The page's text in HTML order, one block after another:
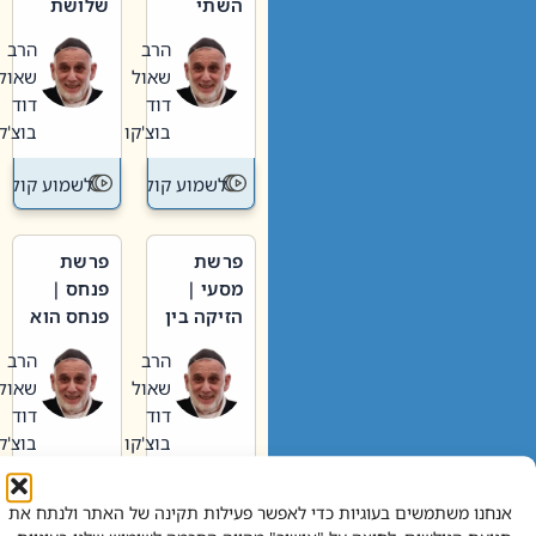
אנחנו משתמשים בעוגיות כדי לאפשר פעילות תקינה של האתר ולנתח את
וערב של
חיינו
הרב
שאול
דוד
בוצ'קו
לשמוע קול תורה – מדרש
האבות
הרב
שאול
דוד
בוצ'קו
לשמוע קול
פרשת
מסעי |
הזיקה בין
הגדול לעם הרב
שאול
דוד
בוצ'קו
לשמוע קול תורה – מדרש
פרשת
פנחס |
פנחס הוא
אליהו: בין
קנאות
הורסת
לקנאות
בונה
הרב
שאול
דוד
בוצ'קו
לשמוע קול